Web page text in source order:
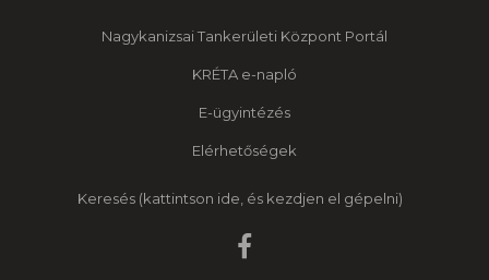
Nagykanizsai Tankerületi Központ Portál
KRÉTA e-napló
E-ügyintézés
Elérhetőségek
Keresés